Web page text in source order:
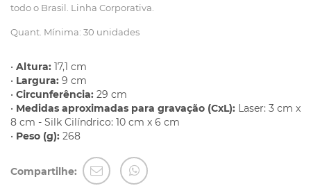
todo o Brasil. Linha Corporativa.
Quant. Mínima: 30 unidades
• Altura: 17,1 cm
• Largura: 9 cm
• Circunferência: 29 cm
• Medidas aproximadas para gravação (CxL): Laser: 3 cm x
8 cm - Silk Cilíndrico: 10 cm x 6 cm
• Peso (g): 268
Compartilhe: